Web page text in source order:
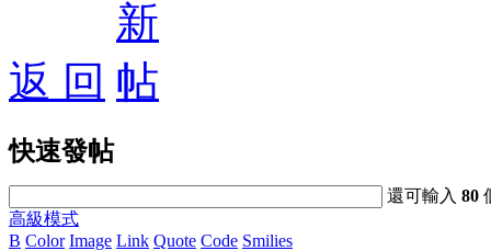
返 回
快速發帖
還可輸入80
高級模式
B Color Image Link Quote Code Smilies